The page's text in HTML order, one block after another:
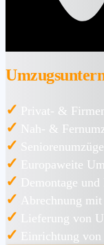
✓ Privat- &
✓ Nah- &
✓ Seniorenumzüge
✓ Europaweite
✓ Demontage
✓ Abrechnung
✓ Lieferung von
✓ Einrichtung